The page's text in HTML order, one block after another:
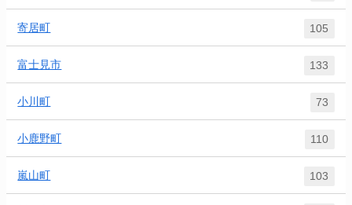
寄居町 105
富士見市 133
小川町 73
小鹿野町 110
嵐山町 103